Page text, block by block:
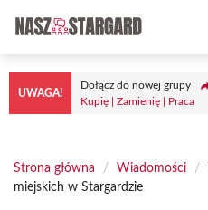
treści
UWAGA!
Dołącz do nowej grupy
Kupię | Zamienię | Praca
Strona główna / Wiadomości /
miejskich w Stargardzie